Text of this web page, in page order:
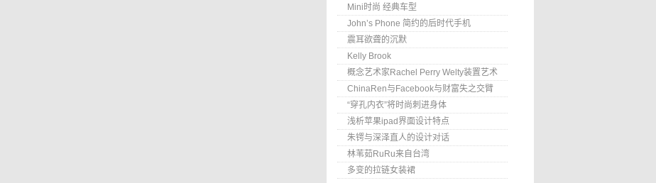
Mini时尚 经典车型
John’s Phone 简约的后时代手机
震耳欲聋的沉默
Kelly Brook
概念艺术家Rachel Perry Welty装置艺术
ChinaRen与Facebook与财富失之交臂
“穿孔内衣”将时尚刺进身体
浅析苹果ipad界面设计特点
朱锷与深泽直人的设计对话
林苇茹RuRu来自台湾
多变的拉链女装裙